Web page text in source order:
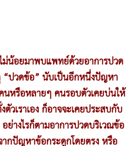
น้อยมาพบแพทย์ด้วยอาการปวด
“ปวดข้อ” นับเป็นอีกหนึ่งปัญหา
นหรือหลายๆ คนรอบตัวเคยบ่นให้
วเราเอง ก็อาจจะเคยประสบกับ
างไรก็ตามอาการปวดบริเวณข้อ
กปัญหาข้อกระดูกโดยตรง หรือ